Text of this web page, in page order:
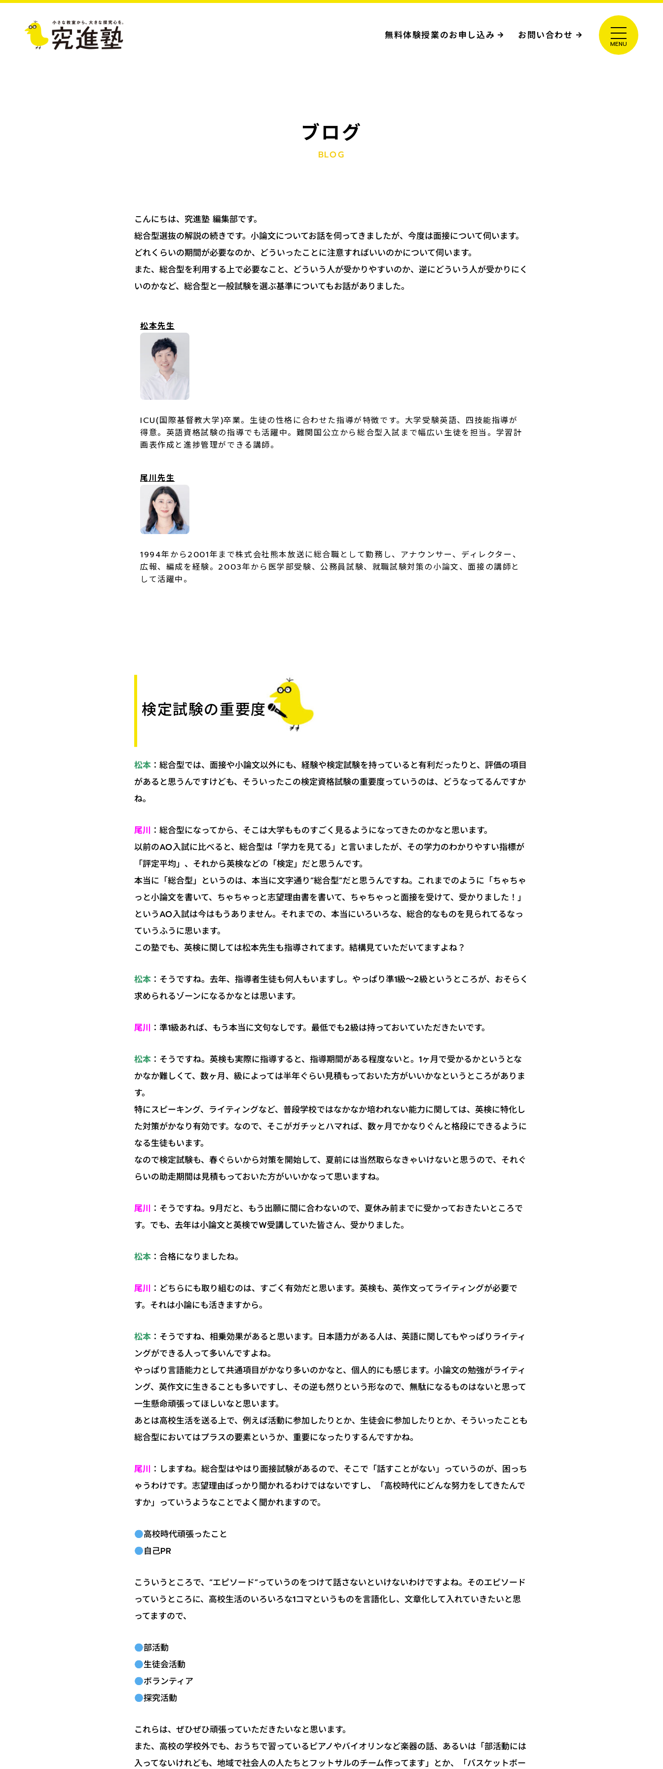
無料体験授業のお申し込み お問い合わせ
ブログ
BLOG
こんにちは、究進塾 編集部です。
総合型選抜の解説の続きです。小論文についてお話を伺ってきましたが、今度は面接について伺います。
どれくらいの期間が必要なのか、どういったことに注意すればいいのかについて伺います。
また、総合型を利用する上で必要なこと、どういう人が受かりやすいのか、逆にどういう人が受かりにく
いのかなど、総合型と一般試験を選ぶ基準についてもお話がありました。
松本先生
ICU(国際基督教大学)卒業。生徒の性格に合わせた指導が特徴です。大学受験英語、四技能指導が
得意。英語資格試験の指導でも活躍中。難関国公立から総合型入試まで幅広い生徒を担当。学習計
画表作成と進捗管理ができる講師。
尾川先生
1994年から2001年まで株式会社熊本放送に総合職として勤務し、アナウンサー、ディレクター、
広報、編成を経験。2003年から医学部受験、公務員試験、就職試験対策の小論文、面接の講師と
して活躍中。
検定試験の重要度
松本：総合型では、面接や小論文以外にも、経験や検定試験を持っていると有利だったりと、評価の項目
があると思うんですけども、そういったこの検定資格試験の重要度っていうのは、どうなってるんですか
ね。
尾川 ：総合型になってから、そこは大学もものすごく見るようになってきたのかなと思います。
以前のAO入試に比べると、総合型は「学力を見てる」と言いましたが、その学力のわかりやすい指標が
「評定平均」、それから英検などの「検定」だと思うんです。
本当に「総合型」というのは、本当に文字通り“総合型”だと思うんですね。これまでのように「ちゃちゃ
っと小論文を書いて、ちゃちゃっと志望理由書を書いて、ちゃちゃっと面接を受けて、受かりました！」
というAO入試は今はもうありません。それまでの、本当にいろいろな、総合的なものを見られてるなっ
ていうふうに思います。
この塾でも、英検に関しては松本先生も指導されてます。結構見ていただいてますよね？
松本：そうですね。去年、指導者生徒も何人もいますし。やっぱり準1級～2級というところが、おそらく
求められるゾーンになるかなとは思います。
尾川 ：準1級あれば、もう本当に文句なしです。最低でも2級は持っておいていただきたいです。
松本：そうですね。英検も実際に指導すると、指導期間がある程度ないと。1ヶ月で受かるかというとな
かなか難しくて、数ヶ月、級によっては半年ぐらい見積もっておいた方がいいかなというところがありま
す。
特にスピーキング、ライティングなど、普段学校ではなかなか培われない能力に関しては、英検に特化し
た対策がかなり有効です。なので、そこがガチッとハマれば、数ヶ月でかなりぐんと格段にできるように
なる生徒もいます。
なので検定試験も、春ぐらいから対策を開始して、夏前には当然取らなきゃいけないと思うので、それぐ
らいの助走期間は見積もっておいた方がいいかなって思いますね。
尾川 ：そうですね。9月だと、もう出願に間に合わないので、夏休み前までに受かっておきたいところで
す。でも、去年は小論文と英検でW受講していた皆さん、受かりました。
松本：合格になりましたね。
尾川 ：どちらにも取り組むのは、すごく有効だと思います。英検も、英作文ってライティングが必要で
す。それは小論にも活きますから。
松本：そうですね、相乗効果があると思います。日本語力がある人は、英語に関してもやっぱりライティ
ングができる人って多いんですよね。
やっぱり言語能力として共通項目がかなり多いのかなと、個人的にも感じます。小論文の勉強がライティ
ング、英作文に生きることも多いですし、その逆も然りという形なので、無駄になるものはないと思って
一生懸命頑張ってほしいなと思います。
あとは高校生活を送る上で、例えば活動に参加したりとか、生徒会に参加したりとか、そういったことも
総合型においてはプラスの要素というか、重要になったりするんですかね。
尾川 ：しますね。総合型はやはり面接試験があるので、そこで「話すことがない」っていうのが、困っち
ゃうわけです。志望理由ばっかり聞かれるわけではないですし、「高校時代にどんな努力をしてきたんで
すか」っていうようなことでよく聞かれますので。
高校時代頑張ったこと
自己PR
こういうところで、“エピソード”っていうのをつけて話さないといけないわけですよね。そのエピソード
っていうところに、高校生活のいろいろな1コマというものを言語化し、文章化して入れていきたいと思
ってますので、
部活動
生徒会活動
ボランティア
探究活動
これらは、ぜひぜひ頑張っていただきたいなと思います。
また、高校の学校外でも、おうちで習っているピアノやバイオリンなど楽器の話、あるいは「部活動には
入ってないけれども、地域で社会人の人たちとフットサルのチーム作ってます」とか、「バスケットボー